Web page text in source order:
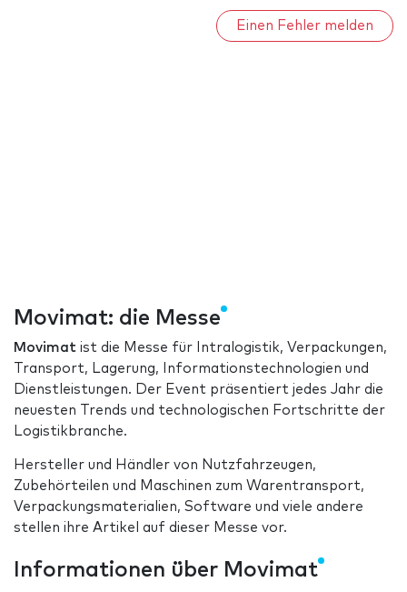
Einen Fehler melden
Movimat: die Messe
Movimat ist die Messe für Intralogistik, Verpackungen,
Transport, Lagerung, Informationstechnologien und
Dienstleistungen. Der Event präsentiert jedes Jahr die
neuesten Trends und technologischen Fortschritte der
Logistikbranche.
Hersteller und Händler von Nutzfahrzeugen,
Zubehörteilen und Maschinen zum Warentransport,
Verpackungsmaterialien, Software und viele andere
stellen ihre Artikel auf dieser Messe vor.
Informationen über Movimat